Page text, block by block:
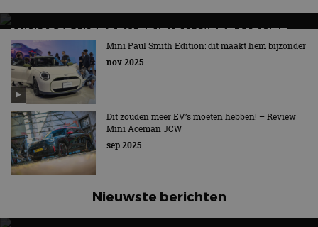
MINI 1965 VICTORY EDITION VIERT MONTE
CARLO-FEESTJE
Misschien wel een jaartje te laat...
Mini Paul Smith Edition: dit maakt hem bijzonder
nov 2025
Dit zouden meer EV’s moeten hebben! – Review
Mini Aceman JCW
sep 2025
Nieuwste berichten